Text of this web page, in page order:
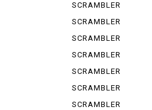
SCRAMBLER
SCRAMBLER
STEREO ...
SCRAMBLER
1200 X
SCRAMBLER
1200 XC
SCRAMBLER
1200 XE
SCRAMBLER
400 X
SCRAMBLER